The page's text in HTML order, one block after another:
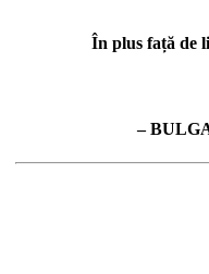
În plus față de
–